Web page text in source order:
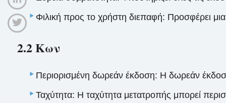
Φιλική προς το χρήστη διεπαφή: Προσφέρει
2.2 Κων
Περιορισμένη δωρεάν έκδοση: Η δωρεάν έκδοση
Ταχύτητα: Η ταχύτητα μετατροπής μπορεί